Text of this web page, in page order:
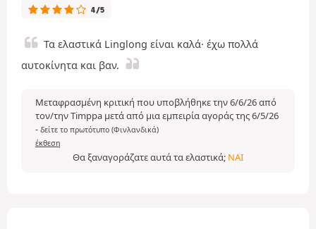
4/5
Τα ελαστικά Linglong είναι καλά· έχω πολλά
αυτοκίνητα και βαν.
Μεταφρασμένη κριτική που υποβλήθηκε την 6/6/26 από
τον/την Timppa μετά από μια εμπειρία αγοράς της 6/5/26
- δείτε το πρωτότυπο (Φινλανδικά)
έκθεση
Θα ξαναγοράζατε αυτά τα ελαστικά; ΝΑΙ